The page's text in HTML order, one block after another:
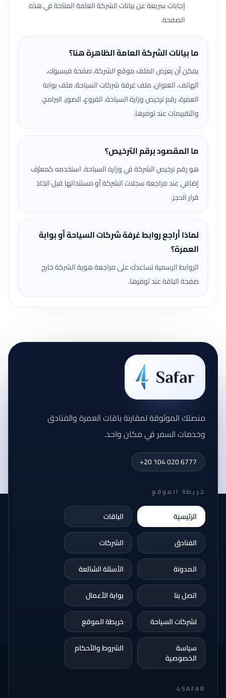
إجابات سريعة عن بيانات الشركة العامة المتاحة في هذه
الصفحة.
ما بيانات الشركة العامة الظاهرة هنا؟
يمكن أن يعرض الملف موقع الشركة، صفحة فيسبوك،
الهاتف، العنوان، ملف غرفة شركات السياحة، ملف بوابة
العمرة، رقم ترخيص وزارة السياحة، الفروع، الصور، البرامج،
والتقييمات عند توفرها.
ما المقصود برقم الترخيص؟
هو رقم ترخيص الشركة في وزارة السياحة. استخدمه كمعرّف
إضافي عند مراجعة سجلات الشركة أو مستنداتها قبل اتخاذ
قرار الحجز.
لماذا أراجع روابط غرفة شركات السياحة أو بوابة
العمرة؟
الروابط الرسمية تساعدك على مراجعة هوية الشركة خارج
صفحة الباقة عند توفرها.
منصتك الموثوقة لمقارنة باقات العمرة والفنادق
وخدمات السفر في مكان واحد.
+20 104 020 6777
خريطة الموقع
الرئيسية
الباقات
الفنادق
الشركات
المدونة
الأسئلة الشائعة
اتصل بنا
بوابة الأعمال
لشركات السياحة
خريطة الموقع
سياسة
الخصوصية
الشروط والأحكام
4SAFAR